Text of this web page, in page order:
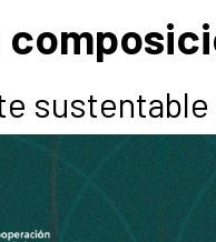
sustentable